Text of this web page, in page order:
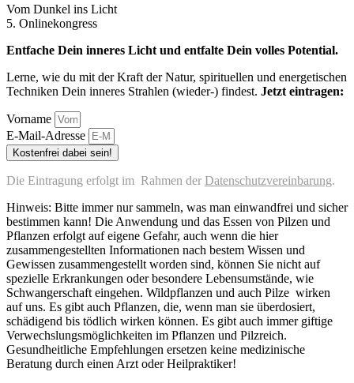
Vom Dunkel ins Licht
5. Onlinekongress
Entfache Dein inneres Licht und entfalte Dein volles Potential.
Lerne, wie du mit der Kraft der Natur, spirituellen und energetischen
Techniken Dein inneres Strahlen (wieder-) findest. Jetzt eintragen:
Vorname
E-Mail-Adresse
Kostenfrei dabei sein!
Die Eintragung erfolgt im Rahmen der Datenschutzvereinbarung.
Hinweis: Bitte immer nur sammeln, was man einwandfrei und sicher
bestimmen kann! Die Anwendung und das Essen von Pilzen und
Pflanzen erfolgt auf eigene Gefahr, auch wenn die hier
zusammengestellten Informationen nach bestem Wissen und
Gewissen zusammengestellt worden sind, können Sie nicht auf
spezielle Erkrankungen oder besondere Lebensumstände, wie
Schwangerschaft eingehen. Wildpflanzen und auch Pilze wirken
auf uns. Es gibt auch Pflanzen, die, wenn man sie überdosiert,
schädigend bis tödlich wirken können. Es gibt auch immer giftige
Verwechslungsmöglichkeiten im Pflanzen und Pilzreich.
Gesundheitliche Empfehlungen ersetzen keine medizinische
Beratung durch einen Arzt oder Heilpraktiker!